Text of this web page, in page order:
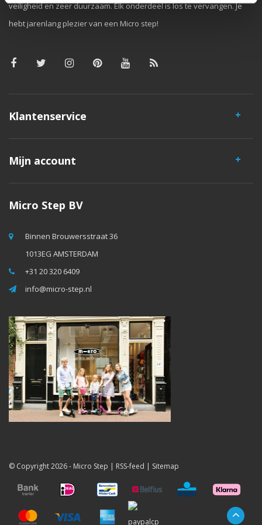
veiligheid en zeer duurzaam. Elk onderdeel is los te vervangen. Je
hebt jarenlang plezier van een Micro step!
Klantenservice
Mijn account
Micro Step BV
Binnen Brouwersstraat 36
1013EG AMSTERDAM
+31 20 320 6409
info@micro-step.nl
© Copyright 2026 - Micro Step | RSS-feed | Sitemap